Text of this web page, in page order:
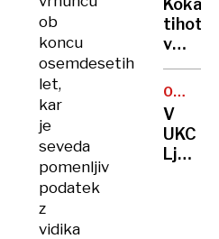
ob
koncu
osemdesetih
let,
kar
je
seveda
pomenljiv
podatek
z
vidika
od
v
novo
leto
DO
PETKA
Kokain
v
krstah
in
ukradli
V
UKC